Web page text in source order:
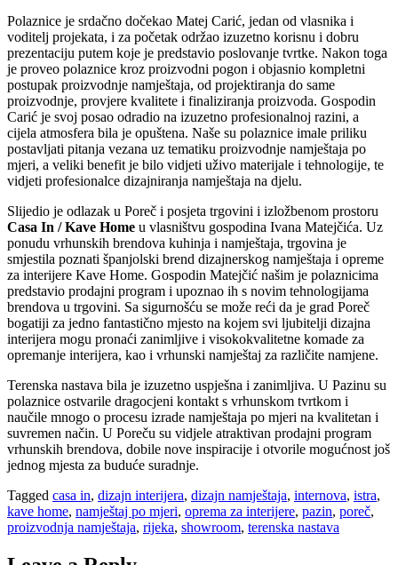
Polaznice je srdačno dočekao Matej Carić, jedan od vlasnika i
voditelj projekata, i za početak održao izuzetno korisnu i dobru
prezentaciju putem koje je predstavio poslovanje tvrtke. Nakon toga
je proveo polaznice kroz proizvodni pogon i objasnio kompletni
postupak proizvodnje namještaja, od projektiranja do same
proizvodnje, provjere kvalitete i finaliziranja proizvoda. Gospodin
Carić je svoj posao odradio na izuzetno profesionalnoj razini, a
cijela atmosfera bila je opuštena. Naše su polaznice imale priliku
postavljati pitanja vezana uz tematiku proizvodnje namještaja po
mjeri, a veliki benefit je bilo vidjeti uživo materijale i tehnologije, te
vidjeti profesionalce dizajniranja namještaja na djelu.
Slijedio je odlazak u Poreč i posjeta trgovini i izložbenom prostoru
Casa In / Kave Home u vlasništvu gospodina Ivana Matejčića. Uz
ponudu vrhunskih brendova kuhinja i namještaja, trgovina je
smjestila poznati španjolski brend dizajnerskog namještaja i opreme
za interijere Kave Home. Gospodin Matejčić našim je polaznicima
predstavio prodajni program i upoznao ih s novim tehnologijama
brendova u trgovini. Sa sigurnošću se može reći da je grad Poreč
bogatiji za jedno fantastično mjesto na kojem svi ljubitelji dizajna
interijera mogu pronaći zanimljive i visokokvalitetne komade za
opremanje interijera, kao i vrhunski namještaj za različite namjene.
Terenska nastava bila je izuzetno uspješna i zanimljiva. U Pazinu su
polaznice ostvarile dragocjeni kontakt s vrhunskom tvrtkom i
naučile mnogo o procesu izrade namještaja po mjeri na kvalitetan i
suvremen način. U Poreču su vidjele atraktivan prodajni program
vrhunskih brendova, dobile nove inspiracije i otvorile mogućnost još
jednog mjesta za buduće suradnje.
Tagged casa in, dizajn interijera, dizajn namještaja, internova, istra,
kave home, namještaj po mjeri, oprema za interijere, pazin, poreč,
proizvodnja namještaja, rijeka, showroom, terenska nastava